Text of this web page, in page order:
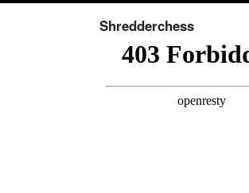
Shredderchess